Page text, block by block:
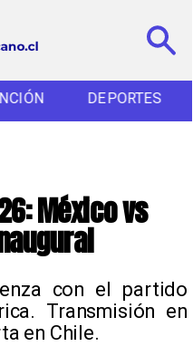
DEPORTES
México vs
con el partido
Transmisión en
en Chile.